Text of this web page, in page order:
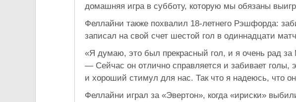
домашняя игра в субботу, которую мы обязаны
Феллайни также похвалил 18-летнего Рэшфорда:
записал на свой счет шестой гол в одиннадцати
«Я думаю, это был прекрасный гол, и я очень рад
— Сейчас он отлично справляется и забивает голы,
и хороший стимул для нас. Так что я надеюсь, что
Феллайни играл за «Эвертон», когда «ириски»